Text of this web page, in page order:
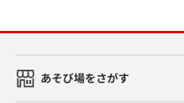
あそび場をさがす